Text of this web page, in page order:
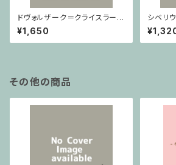
ドヴォルザーク＝クライスラー：
スラヴ幻想曲 ロ短調 from Op.
55-4, Op.75 / ヴァイオリンと
ピアノ
¥1,650
シベリ
p.80 /
その他の商品